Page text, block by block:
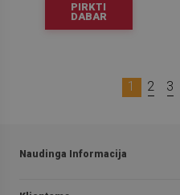
PIRKTI
DABAR
1 2 3
Naudinga Informacija
Grąžinimai ir skundai